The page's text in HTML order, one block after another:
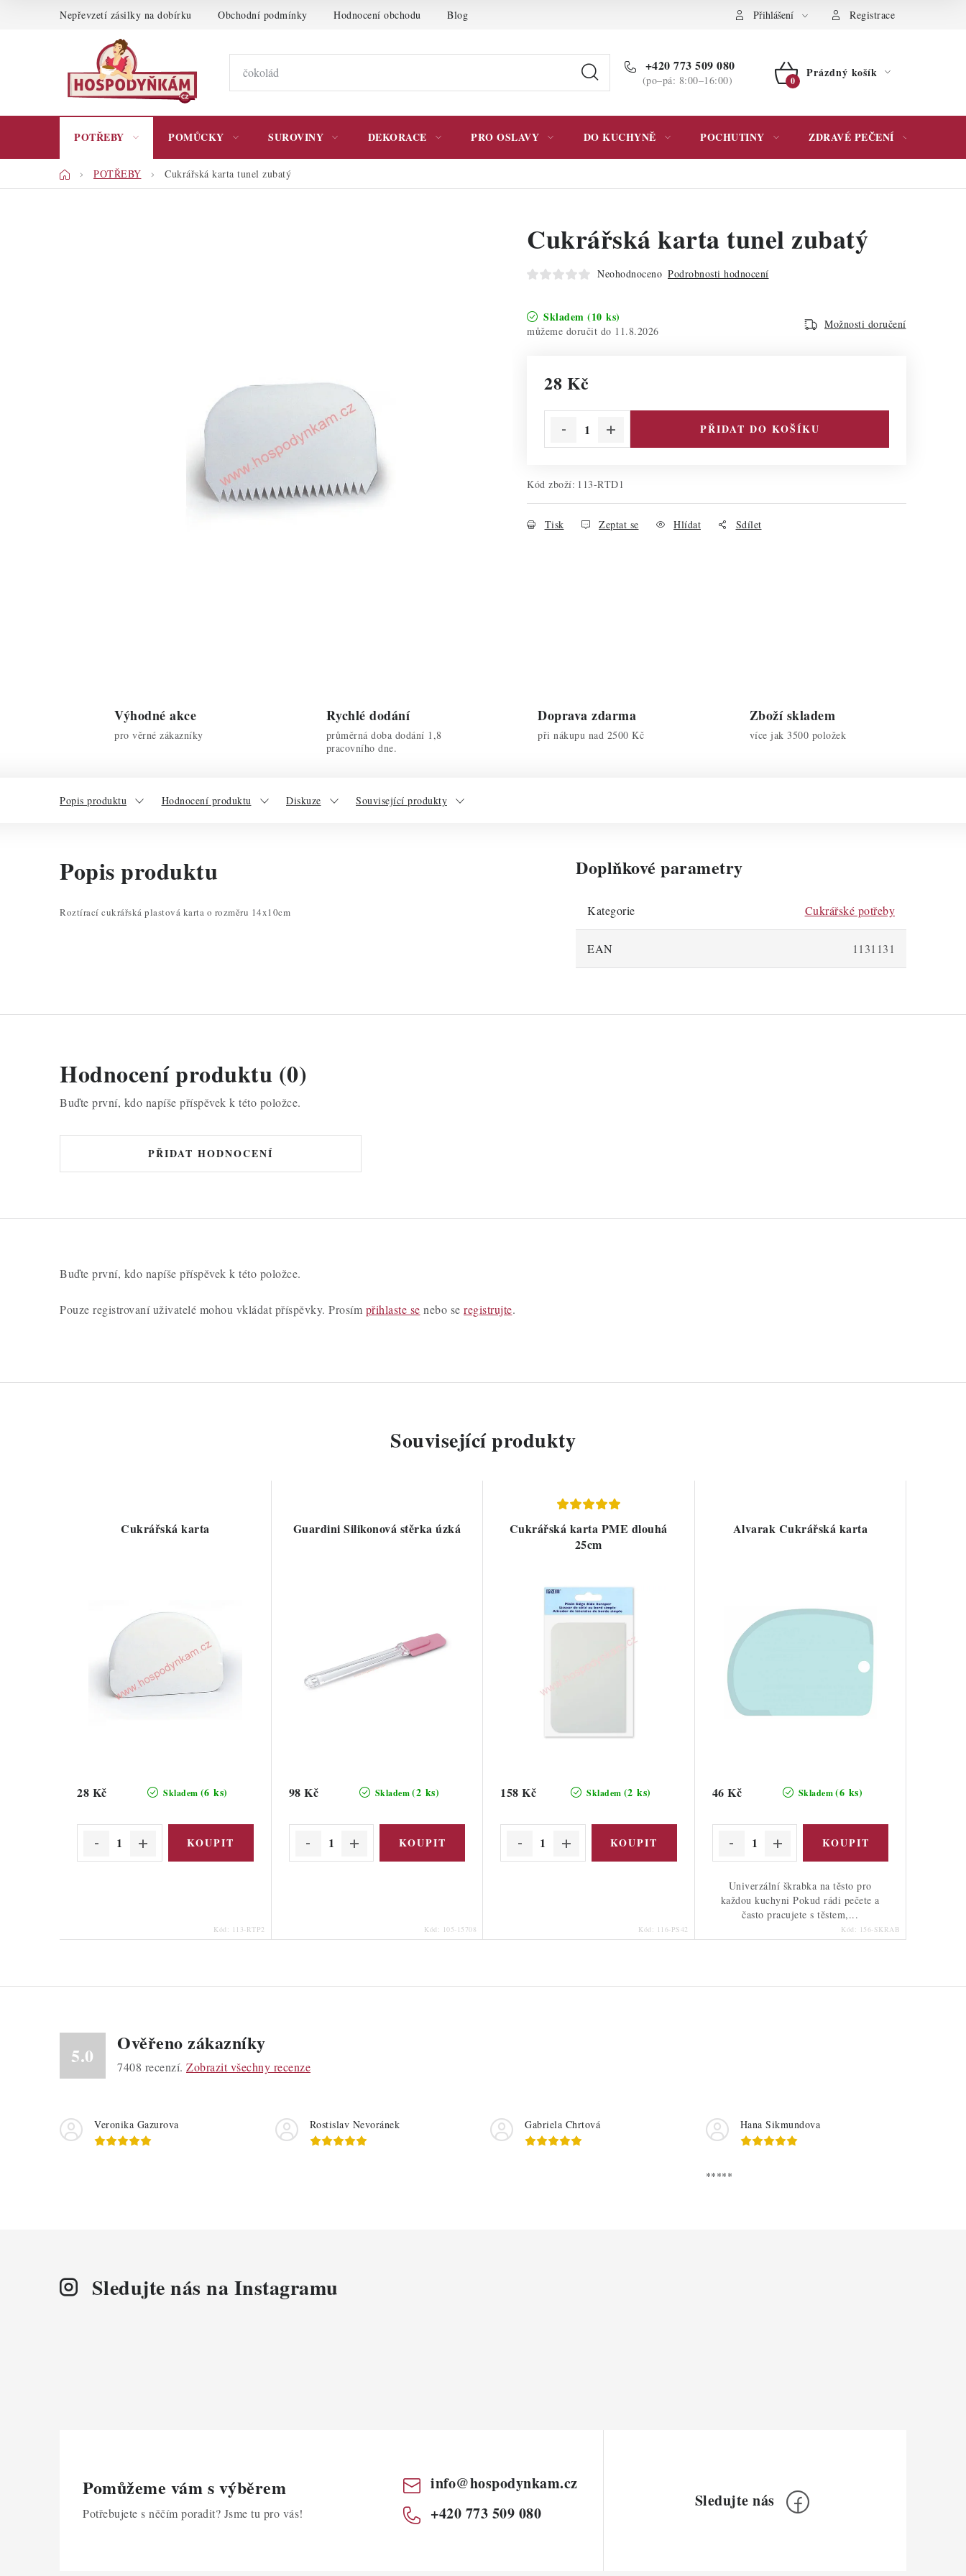
Nepřevzetí zásilky na dobírku Obchodní podmínky Hodnocení obchodu Blog Podmínky ochrany osobních údajů Přihlášení Registrace
+420 773 509 080
(po–pá: 8:00–16:00)
NÁKUPNÍ
Prázdný košík
POTŘEBY POMŮCKY SUROVINY DEKORACE PRO OSLAVY DO KUCHYNĚ POCHUTINY ZDRAVÉ PEČENÍ
DomůPOTŘEBY Cukrářská karta tunel zubatý
Cukrářská karta tunel zubatý
Neohodnoceno Podrobnosti hodnocení
Skladem (10 ks)
11.8.2026
Možnosti doručení
28 Kč
PŘIDAT DO KOŠÍKU
Kód zboží: 113-RTD1
Tisk Zeptat se Hlídat Sdílet
Výhodné akce
pro věrné zákazníky
Rychlé dodání
průměrná doba dodání 1,8
pracovního dne.
Doprava zdarma
při nákupu nad 2500 Kč
Zboží skladem
více jak 3500 položek
Popis produktu Hodnocení produktu Diskuze Související produkty
Popis produktu
Roztírací cukrářská plastová karta o rozměru 14x10cm
Doplňkové parametry
Kategorie Cukrářské potřeby
EAN 1131131
Hodnocení produktu (0)
Buďte první, kdo napíše příspěvek k této položce.
PŘIDAT HODNOCENÍ
Buďte první, kdo napíše příspěvek k této položce.
Pouze registrovaní uživatelé mohou vkládat příspěvky. Prosím přihlaste se nebo se registrujte.
Související produkty
Cukrářská karta
Skladem (6 ks)
28 Kč
Kód: 113-RTP2
Guardini Silikonová stěrka úzká
Skladem(2 ks)
98 Kč
Kód: 105-15708
Cukrářská karta PME dlouhá
25cm
Skladem (2 ks)
158 Kč
Kód: 116-PS42
Alvarak Cukrářská karta
Skladem(6 ks)
46 Kč
Univerzální škrabka na těsto pro
každou kuchyni Pokud rádi pečete a
často pracujete s těstem,...
Kód: 156-SKRAB
5.0
Ověřeno zákazníky
7408 recenzí. Zobrazit všechny recenze
Veronika Gazurova Rostislav Nevoránek Gabriela Chrtová Hana Sikmundova
*****
Sledujte nás na Instagramu
Pomůžeme vám s výběrem
Potřebujete s něčím poradit? Jsme tu pro vás!
info@hospodynkam.cz
+420 773 509 080